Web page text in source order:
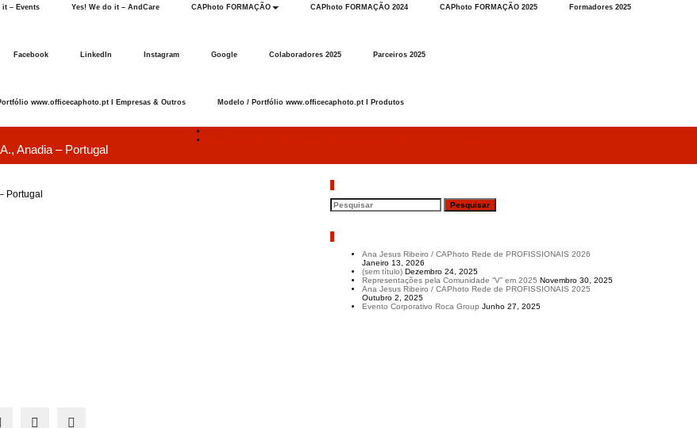
it – Events Yes! We do it – AndCare CAPhoto FORMAÇÃO CAPhoto FORMAÇÃO 2024 CAPhoto FORMAÇÃO 2025 Formadores 2025
Facebook LinkedIn Instagram Google Colaboradores 2025 Parceiros 2025
www.officecaphoto.pt I Empresas & Outros Modelo / Portfólio www.officecaphoto.pt I Produtos
Anadia – Portugal
Portugal
Ana Jesus Ribeiro / CAPhoto Rede de PROFISSIONAIS 2026
Janeiro 13, 2026
(sem título) Dezembro 24, 2025
Representações pela Comunidade “V” em 2025 Novembro 30, 2025
Ana Jesus Ribeiro / CAPhoto Rede de PROFISSIONAIS 2025
Outubro 2, 2025
Evento Corporativo Roca Group Junho 27, 2025